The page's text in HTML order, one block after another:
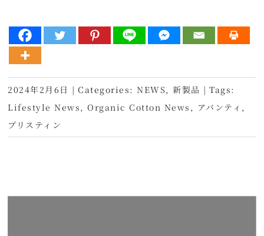
2024年2月6日 | Categories:NEWS,新製品 | Tags:
Lifestyle News,Organic Cotton News , アバンティ ,
プリスティン